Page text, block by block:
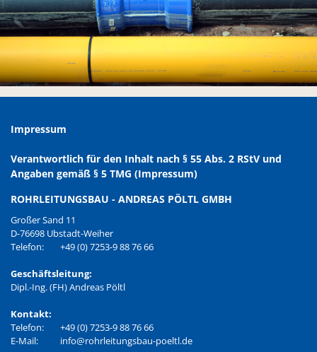
Impressum
Verantwortlich für den Inhalt nach § 55 Abs. 2 RStV und
Angaben gemäß § 5 TMG (Impressum)
ROHRLEITUNGSBAU - ANDREAS PÖLTL GMBH
Großer Sand 11
D-76698 Ubstadt-Weiher
Telefon:
+49 (0) 7253-9 88 76 66
Geschäftsleitung:
Dipl.-Ing. (FH) Andreas Pöltl
Kontakt:
Telefon:
+49 (0) 7253-9 88 76 66
E-Mail:
info@rohrleitungsbau-poeltl.de